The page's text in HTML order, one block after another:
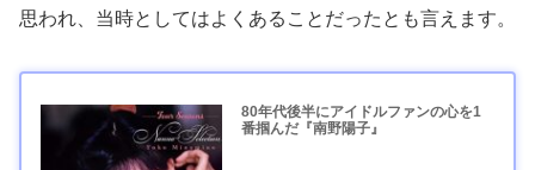
思われ、当時としてはよくあることだったとも言えます。
80年代後半にアイドルファンの心を1
番掴んだ『南野陽子』